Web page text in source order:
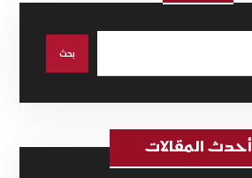
أحدث المقالات